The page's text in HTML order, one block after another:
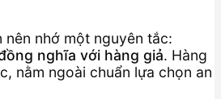
nên nhớ một nguyên tắc:
nghĩa với hàng giả. Hàng
nằm ngoài chuẩn lựa chọn an